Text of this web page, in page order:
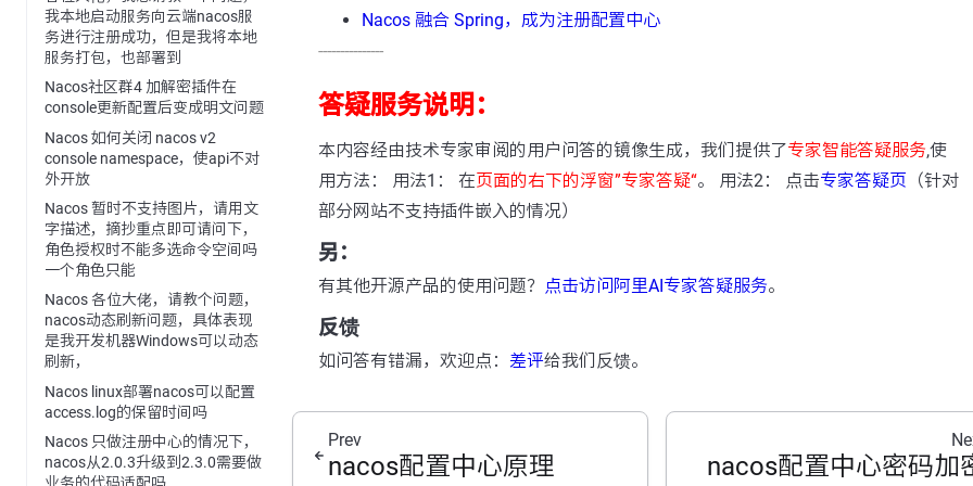
我本地启动服务向云端nacos服
务进行注册成功，但是我将本地
服务打包，也部署到
Nacos社区群4 加解密插件在
console更新配置后变成明文问题
Nacos 如何关闭 nacos v2
console namespace，使api不对
外开放
Nacos 暂时不支持图片，请用文
字描述，摘抄重点即可请问下，
角色授权时不能多选命令空间吗
一个角色只能
Nacos 各位大佬，请教个问题，
nacos动态刷新问题，具体表现
是我开发机器Windows可以动态
刷新，
Nacos linux部署nacos可以配置
access.log的保留时间吗
Nacos 只做注册中心的情况下，
nacos从2.0.3升级到2.3.0需要做
Nacos 融合 Spring，成为注册配置中心
---------------
答疑服务说明：
本内容经由技术专家审阅的用户问答的镜像生成，我们提供了专家智能答疑服务,使
用方法： 用法1： 在页面的右下的浮窗”专家答疑“。 用法2： 点击专家答疑页 （针对
部分网站不支持插件嵌入的情况）
另：
有其他开源产品的使用问题？ 点击访问阿里AI专家答疑服务。
反馈
如问答有错漏，欢迎点： 差评给我们反馈。
Prev
nacos配置中心原理 nacos配置中心密码加